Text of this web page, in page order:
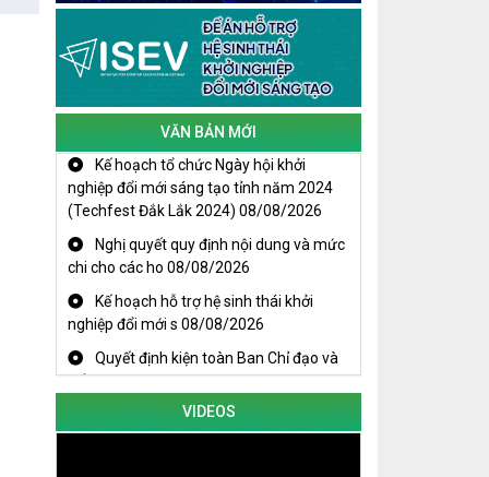
Đắk Lắk xây dựng kịch bản tăng
trưởng kinh tế - xã hội năm 2025 đạt
Cuộc thi trực tuyến tìm hiểu “50 năm
Chiến thắng Buôn Ma Thuột, giải
phóng tỉnh Đắk Lắk (10/3/1975 -
10/3/2025)"
VĂN BẢN MỚI
Kế hoạch tổ chức Ngày hội khởi
nghiệp đổi mới sáng tạo tỉnh năm 2024
(Techfest Đắk Lắk 2024) 08/08/2026
Nghị quyết quy định nội dung và mức
chi cho các ho 08/08/2026
Kế hoạch hỗ trợ hệ sinh thái khởi
nghiệp đổi mới s 08/08/2026
Quyết định kiện toàn Ban Chỉ đạo và
Tổ giúp việc B08/08/2026
VIDEOS